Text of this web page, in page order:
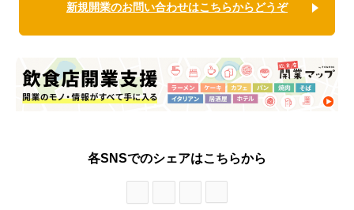
新規開業のお問い合わせはこちらからどうぞ
各SNSでのシェアはこちらから